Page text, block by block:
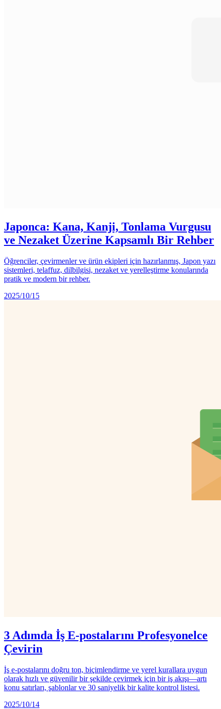
Japonca: Kana, Kanji, Tonlama Vurgusu
ve Nezaket Üzerine Kapsamlı Bir Rehber
Öğrenciler, çevirmenler ve ürün ekipleri için hazırlanmış, Japon yazı
sistemleri, telaffuz, dilbilgisi, nezaket ve yerelleştirme konularında
pratik ve modern bir rehber.
2025/10/15
3 Adımda İş E-postalarını Profesyonelce
Çevirin
İş e-postalarını doğru ton, biçimlendirme ve yerel kurallara uygun
olarak hızlı ve güvenilir bir şekilde çevirmek için bir iş akışı—artı
konu satırları, şablonlar ve 30 saniyelik bir kalite kontrol listesi.
2025/10/14